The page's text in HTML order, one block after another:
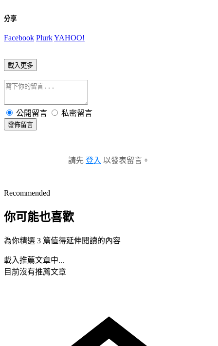
分享
Facebook PlurkYAHOO!
載入更多
公開留言 私密留言
發佈留言
請先 登入 以發表留言。
Recommended
你可能也喜歡
為你精選 3 篇值得延伸閱讀的內容
載入推薦文章中...
目前沒有推薦文章